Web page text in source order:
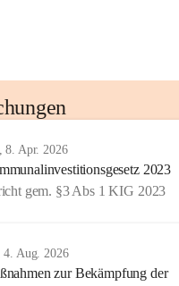
8. Apr. 2026
2023
gem. §3 Abs 1 KIG 2023
Aug. 2026
zur Bekämpfung der